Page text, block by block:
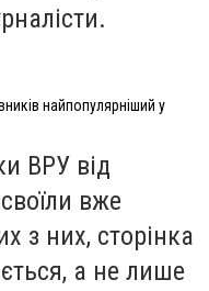
найпопулярніший у
ВРУ від
вже
з них, сторінка
а не лише